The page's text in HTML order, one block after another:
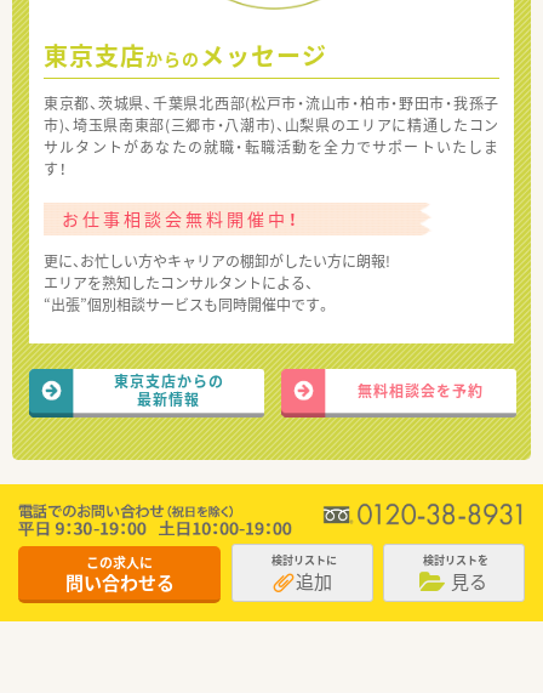
東京支店からの メッセージ
東京都、茨城県、千葉県北西部(松戸市・流山市・柏市・野田市・我孫子
市)、埼玉県南東部(三郷市・八潮市)、山梨県のエリアに精通したコン
サルタントがあなたの就職・転職活動を全力でサポートいたしま
す！
お仕事相談会無料開催中！
更に、お忙しい方やキャリアの棚卸がしたい方に朗報!
エリアを熟知したコンサルタントによる、
“出張”個別相談サービスも同時開催中です。
東京支店からの
最新情報
無料相談会を予約
この求人に
問い合わせる
検討リストに
追加
検討リストを
見る